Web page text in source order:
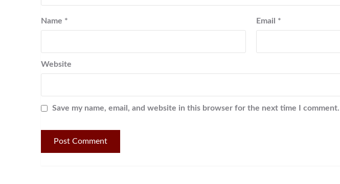
Name * Email *
Website
Save my name, email, and website in this browser for the next time I comment.